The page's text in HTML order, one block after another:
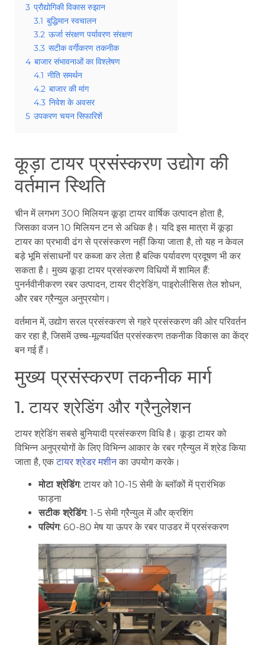
3 प्रौद्योगिकी विकास रुझान
3.1 बुद्धिमान स्वचालन
3.2 ऊर्जा संरक्षण पर्यावरण संरक्षण
3.3 सटीक वर्गीकरण तकनीक
4 बाजार संभावनाओं का विश्लेषण
4.1 नीति समर्थन
4.2 बाजार की मांग
4.3 निवेश के अवसर
5 उपकरण चयन सिफारिशें
कूड़ा टायर प्रसंस्करण उद्योग की
वर्तमान स्थिति
चीन में लगभग 300 मिलियन कूड़ा टायर वार्षिक उत्पादन होता है,
जिसका वजन 10 मिलियन टन से अधिक है। यदि इस मात्रा में कूड़ा
टायर का प्रभावी ढंग से प्रसंस्करण नहीं किया जाता है, तो यह न केवल
बड़े भूमि संसाधनों पर कब्जा कर लेता है बल्कि पर्यावरण प्रदूषण भी कर
सकता है। मुख्य कूड़ा टायर प्रसंस्करण विधियों में शामिल हैं:
पुनर्नवीनीकरण रबर उत्पादन, टायर रीट्रेडिंग, पाइरोलीसिस तेल शोधन,
और रबर ग्रैन्युल अनुप्रयोग।
वर्तमान में, उद्योग सरल प्रसंस्करण से गहरे प्रसंस्करण की ओर परिवर्तन
कर रहा है, जिसमें उच्च-मूल्यवर्धित प्रसंस्करण तकनीक विकास का केंद्र
बन गई हैं।
मुख्य प्रसंस्करण तकनीक मार्ग
1. टायर श्रेडिंग और ग्रैनुलेशन
टायर श्रेडिंग सबसे बुनियादी प्रसंस्करण विधि है। कूड़ा टायर को
विभिन्न अनुप्रयोगों के लिए विभिन्न आकार के रबर ग्रैन्युल में श्रेड किया
जाता है, एकटायर श्रेडर मशीनका उपयोग करके।
मोटा श्रेडिंग: टायर को 10-15 सेमी के ब्लॉकों में प्रारंभिक
फाड़ना
सटीक श्रेडिंग: 1-5 सेमी ग्रैन्युल में और क्रशिंग
पल्पिंग: 60-80 मेष या ऊपर के रबर पाउडर में प्रसंस्करण